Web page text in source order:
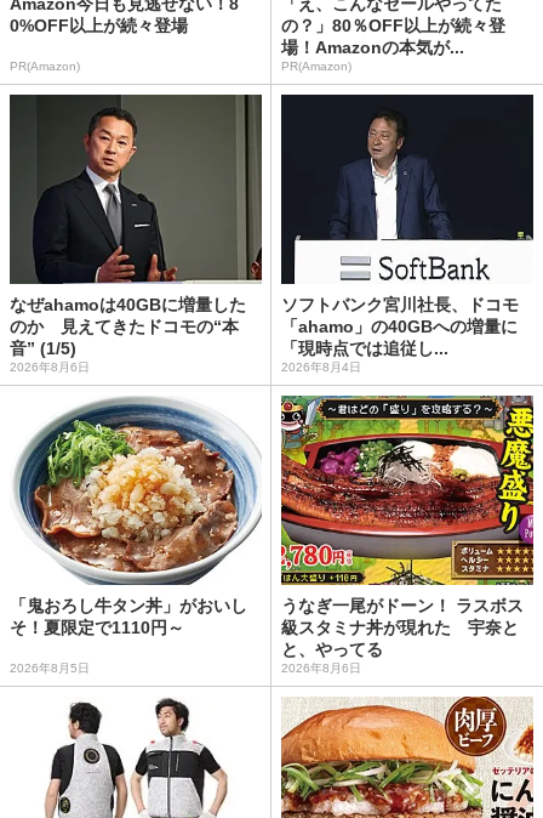
0%OFF以上が続々登場
PR(Amazon)
の？」80％OFF以上が続々登
場！Amazonの本気が...
PR(Amazon)
なぜahamoは40GBに増量した
のか 見えてきたドコモの“本
音” (1/5)
2026年8月6日
ソフトバンク宮川社長、ドコモ
「ahamo」の40GBへの増量に
「現時点では追従し...
2026年8月4日
「鬼おろし牛タン丼」がおいし
そ！夏限定で1110円～
2026年8月5日
うなぎ一尾がドーン！ ラスボス
級スタミナ丼が現れた 宇奈と
と、やってる
2026年8月6日